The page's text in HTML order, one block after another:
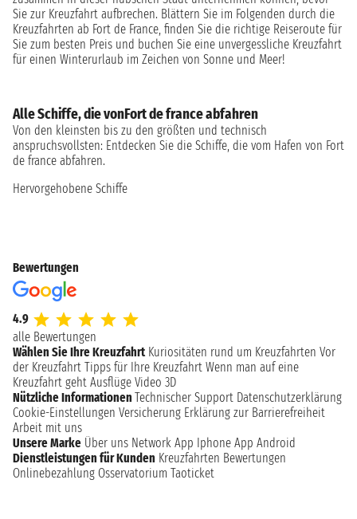
Sie zur Kreuzfahrt aufbrechen. Blättern Sie im Folgenden durch die
Kreuzfahrten ab Fort de France, finden Sie die richtige Reiseroute für
Sie zum besten Preis und buchen Sie eine unvergessliche Kreuzfahrt
für einen Winterurlaub im Zeichen von Sonne und Meer!
Alle Schiffe, die vonFort de france abfahren
Von den kleinsten bis zu den größten und technisch
anspruchsvollsten: Entdecken Sie die Schiffe, die vom Hafen von Fort
de france abfahren.
Hervorgehobene Schiffe
Bewertungen
4.9
alle Bewertungen
Wählen Sie Ihre Kreuzfahrt Kuriositäten rund um Kreuzfahrten Vor
der Kreuzfahrt Tipps für Ihre Kreuzfahrt Wenn man auf eine
Kreuzfahrt geht Ausflüge Video 3D
Nützliche Informationen Technischer Support Datenschutzerklärung
Cookie-Einstellungen Versicherung Erklärung zur Barrierefreiheit
Arbeit mit uns
Unsere Marke Über uns Network App Iphone App Android
Dienstleistungen für Kunden Kreuzfahrten Bewertungen
Onlinebezahlung Osservatorium Taoticket